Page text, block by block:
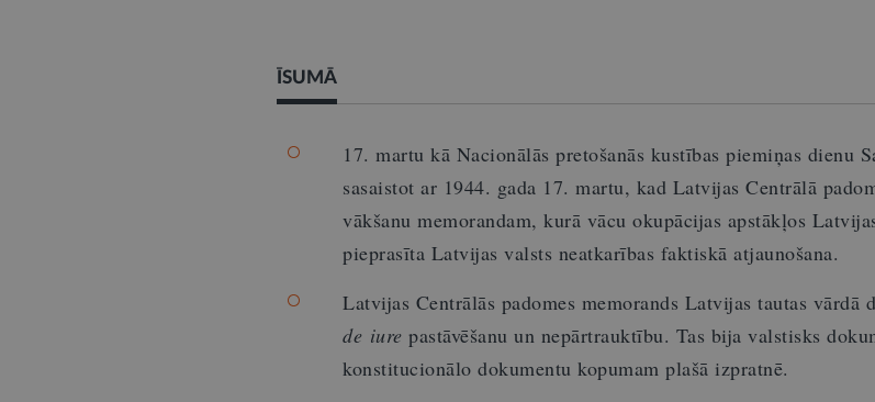
ĪSUMĀ
17. martu kā Nacionālās pretošanās kustības piemiņas dienu
sasaistot ar 1944. gada 17. martu, kad Latvijas Centrālā
vākšanu memorandam, kurā vācu okupācijas apstākļos
pieprasīta Latvijas valsts neatkarības faktiskā atjaunošana.
Latvijas Centrālās padomes memorands Latvijas tautas vārdā
de iure pastāvēšanu un nepārtrauktību. Tas bija valstisks
konstitucionālo dokumentu kopumam plašā izpratnē.